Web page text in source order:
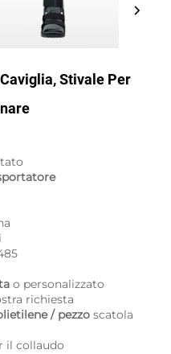
Stivale Per
o personalizzato
richiesta
/ pezzo scatola
il collaudo